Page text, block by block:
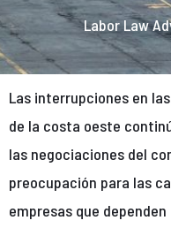
Labor Law
Las interrupciones en
de la costa oeste
las negociaciones del
preocupación para las
empresas que